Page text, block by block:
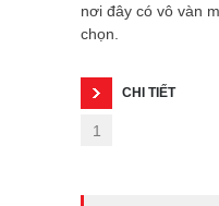
nơi đây có vô vàn
chọn.
CHI TIẾT
1